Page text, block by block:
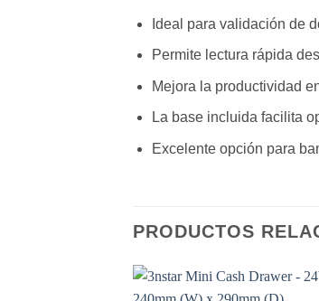
Ideal para validación de
Permite lectura rápida
Mejora la productividad
La base incluida facilita
Excelente opción para
PRODUCTOS